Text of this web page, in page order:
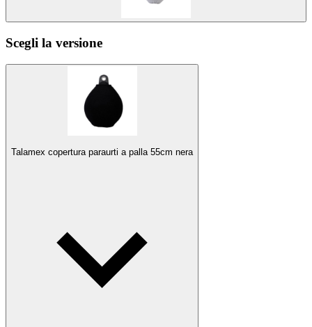
Scegli la versione
Talamex copertura paraurti a palla 55cm nera